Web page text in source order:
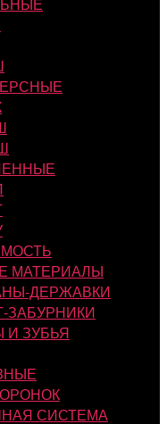
МАТЕРИАЛЫ
ДЕРЖАВКИ
ЗАБУРНИКИ
И ЗУБЬЯ
СИСТЕМА